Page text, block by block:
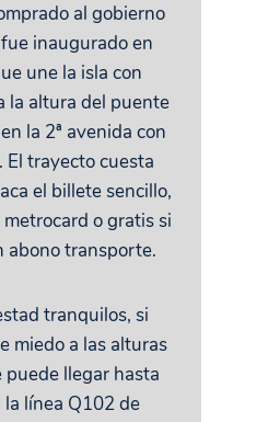
al gobierno
inaugurado en
une la isla con
la altura del puente
la 2ª avenida con
El trayecto cuesta
el billete sencillo,
o gratis si
abono transporte.
tranquilos, si
miedo a las alturas
puede llegar hasta
la línea Q102 de